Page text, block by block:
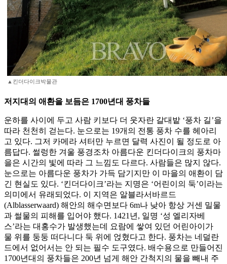
▲킨더다이크박물관
저지대의 애환을 보듬은 1700년대 풍차들
운하를 사이에 두고 사람 키보다 더 웃자란 갈대밭 ‘풍차 길’을
따라 천천히 걷는다. 눈으로는 19개의 전통 풍차 수를 헤아리
고 있다. 그저 카메라 셔터만 누르면 달력 사진이 될 정도로 아
름답다. 썰렁한 겨울 풍경조차 아름다운 킨더다이크의 풍차마
을은 시간의 빛에 따라 그 느낌도 다르다. 사람들은 많지 않다.
눈으로는 아름다운 풍차가 가득 담기지만 이 마을의 애환이 담
긴 현실도 있다. ‘킨더다이크’라는 지명은 ‘어린이의 둑’이라는
의미에서 유래되었다. 이 지역은 알블라서바르드
(Alblasserwaard) 해안의 해수면보다 6m나 낮아 항상 거센 밀물
과 썰물의 피해를 입어야 했다. 1421년, 일명 ‘성 엘리자베
스’라는 대홍수가 발생했는데 요람에 쌓여 있던 어린아이가
물 위를 둥둥 떠다니다 둑 위에 얹혔다고 한다. 풍차는 네덜란
드에서 없어서는 안 되는 필수 도구였다. 배수용으로 만들어진
1700년대의 풍차들은 200년 넘게 해안 간척지의 물을 빼내 주